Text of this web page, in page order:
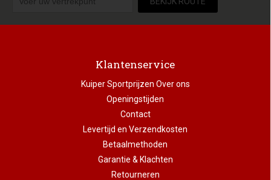
Klantenservice
Kuiper Sportprijzen Over ons
Openingstijden
Contact
Levertijd en Verzendkosten
Betaalmethoden
Garantie & Klachten
Retourneren